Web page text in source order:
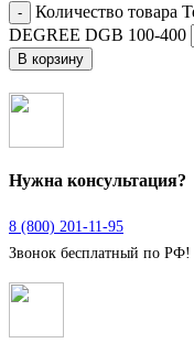
Количество товара
DEGREE DGB 100-400
В корзину
Нужна консультация?
8 (800) 201-11-95
Звонок бесплатный по РФ!